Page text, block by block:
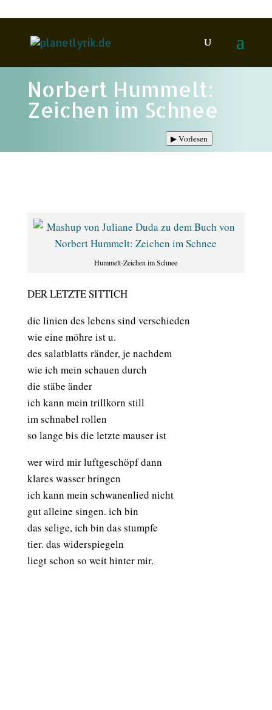
Norbert Hummelt:
Zeichen im Schnee
▶Vorlesen
Hummelt-Zeichen im Schnee
DER LETZTE SITTICH
die linien des lebens sind verschieden
wie eine möhre ist u.
des salatblatts ränder, je nachdem
wie ich mein schauen durch
die stäbe änder
ich kann mein trillkorn still
im schnabel rollen
so lange bis die letzte mauser ist
wer wird mir luftgeschöpf dann
klares wasser bringen
ich kann mein schwanenlied nicht
gut alleine singen. ich bin
das selige, ich bin das stumpfe
tier. das widerspiegeln
liegt schon so weit hinter mir.